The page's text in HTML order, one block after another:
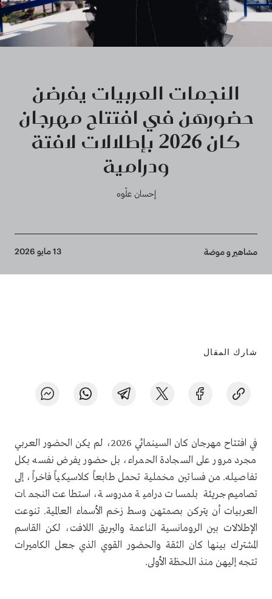
النجمات العربيات يفرضن
حضورهن في افتتاح مهرجان
كان 2026 بإطلالات لافتة
ودرامية
إحسان علّوه
Breadcrumb
مشاهير و موضة 13 مايو 2026
شارك المقال
في افتتاح مهرجان كان السينمائي 2026، لم يكن الحضور العربي
مجرد مرور على السجادة الحمراء، بل حضور يفرض نفسه بكل
تفاصيله. من فساتين مخملية تحمل طابعاً كلاسيكياً فاخراً، إلى
تصاميم جريئة بلمسات درامية مدروسة، استطاعت النجمات
العربيات أن يتركن بصمتهن وسط زخم الأسماء العالمية. تنوعت
الإطلالات بين الرومانسية الناعمة والبريق اللافت، لكن القاسم
المشترك بينها كان الثقة والحضور القوي الذي جعل الكاميرات
تتجه إليهن منذ اللحظة الأولى.